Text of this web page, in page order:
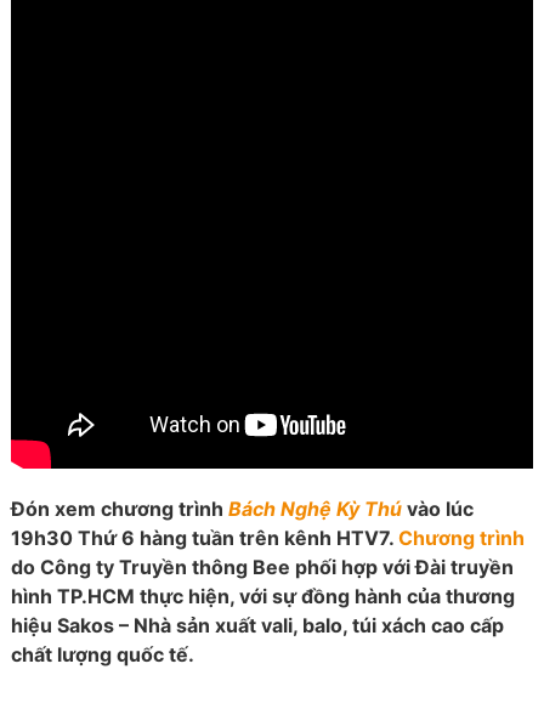
Đón xem chương trình Bách Nghệ Kỳ Thúvào lúc
19h30 Thứ 6 hàng tuần trên kênh HTV7. Chương trình
do Công ty Truyền thông Bee phối hợp với Đài truyền
hình TP.HCM thực hiện, với sự đồng hành của thương
hiệu Sakos – Nhà sản xuất vali, balo, túi xách cao cấp
chất lượng quốc tế.